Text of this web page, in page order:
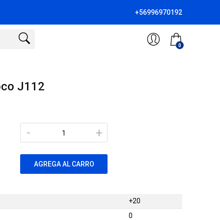
+56996970192
0
J112
+
-
AGREGA AL CARRO
+20
0